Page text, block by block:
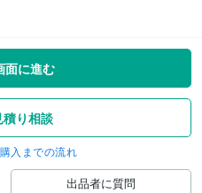
面に進む
り相談
入までの流れ
出品者に質問